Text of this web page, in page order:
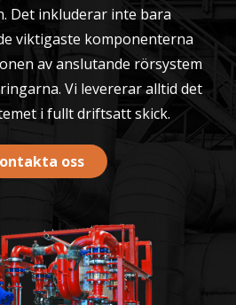
Det inkluderar inte bara
viktigaste komponenterna
av anslutande rörsystem
Vi levererar alltid det
i fullt driftsatt skick.
oss